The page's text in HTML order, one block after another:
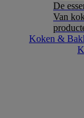
De
Van
Koken &